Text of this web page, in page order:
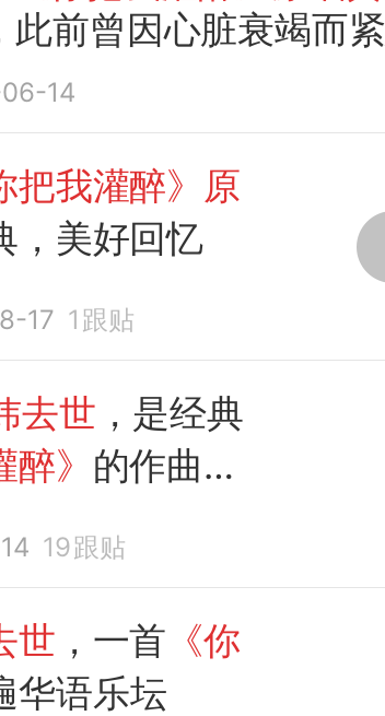
此前曾因心脏衰竭而
14
把我灌醉》原
，美好回忆
17 1 跟贴
去世 ，是经典
醉》 的作曲、
19跟贴
世 ，一首 《你
华语乐坛